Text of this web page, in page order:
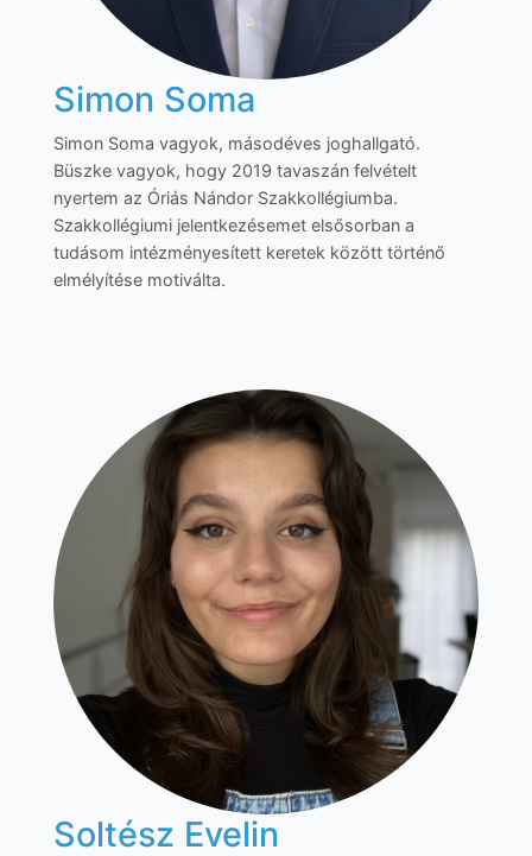
Simon Soma
Simon Soma vagyok, másodéves joghallgató.
Büszke vagyok, hogy 2019 tavaszán felvételt
nyertem az Óriás Nándor Szakkollégiumba.
Szakkollégiumi jelentkezésemet elsősorban a
tudásom intézményesített keretek között történő
elmélyítése motiválta.
Soltész Evelin